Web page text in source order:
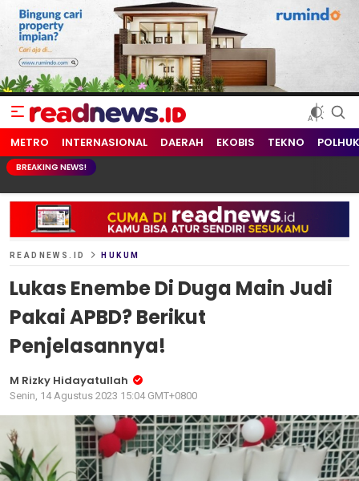
readnews.id
Berita Terkini, Update Terbaru Hari ini dari Indonesia dan Dunia
METRO INTERNASIONAL DAERAH EKOBIS TEKNO
BREAKING NEWS!
READNEWS.ID HUKUM
Lukas Enembe Di Duga Main Judi
Pakai APBD? Berikut
Penjelasannya!
M Rizky Hidayatullah
Senin, 14 Agustus 2023 15:04 GMT+0800